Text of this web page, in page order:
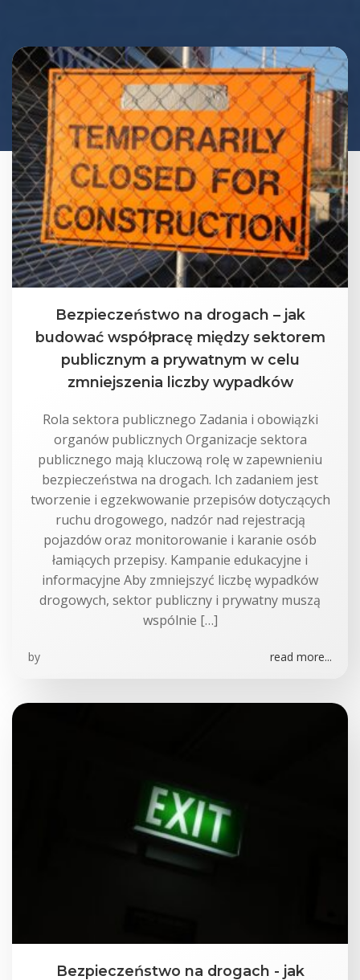
Bezpieczeństwo na drogach – jak
budować współpracę między sektorem
publicznym a prywatnym w celu
zmniejszenia liczby wypadków
Rola sektora publicznego Zadania i obowiązki
organów publicznych Organizacje sektora
publicznego mają kluczową rolę w zapewnieniu
bezpieczeństwa na drogach. Ich zadaniem jest
tworzenie i egzekwowanie przepisów dotyczących
ruchu drogowego, nadzór nad rejestracją
pojazdów oraz monitorowanie i karanie osób
łamiących przepisy. Kampanie edukacyjne i
informacyjne Aby zmniejszyć liczbę wypadków
drogowych, sektor publiczny i prywatny muszą
wspólnie […]
by read more...
Bezpieczeństwo na drogach - jak